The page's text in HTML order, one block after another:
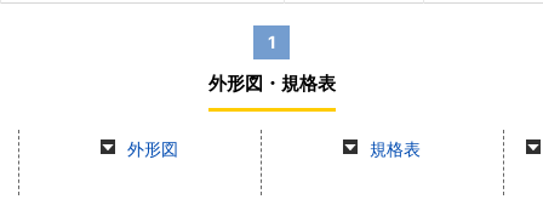
1
外形図・規格表
外形図 規格表